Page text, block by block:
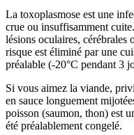
La toxoplasmose est une
crue ou insuffisamment
lésions oculaires, cérébrales
risque est éliminé par une
préalable (-20°C pendant 3
Si vous aimez la viande,
en sauce longuement
poisson (saumon, thon) est
été préalablement congelé.